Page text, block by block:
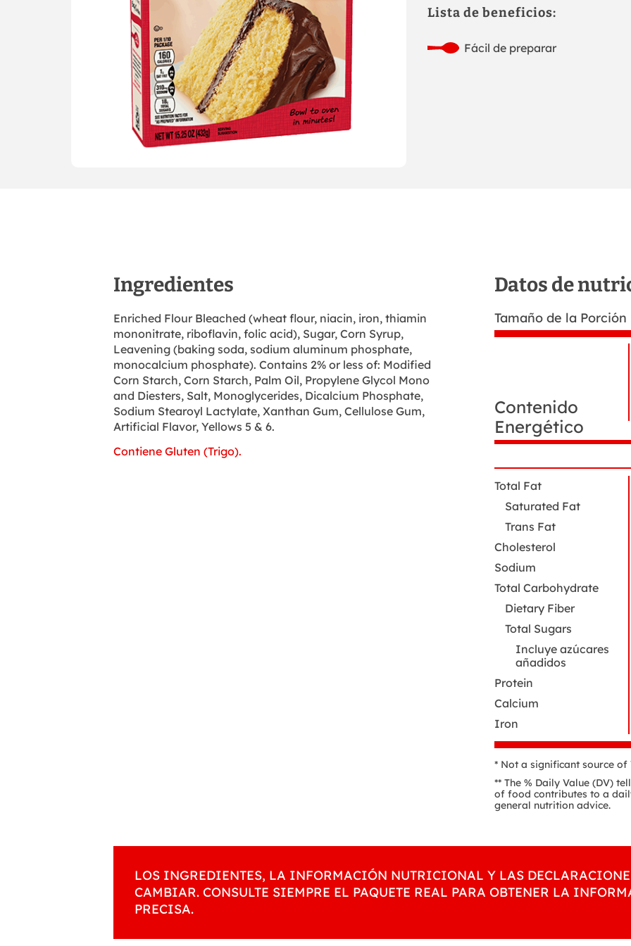
Lista de beneficios:
Fácil de preparar
Ingredientes
Enriched Flour Bleached (wheat flour, niacin, iron, thiamin
mononitrate, riboflavin, folic acid), Sugar, Corn Syrup,
Leavening (baking soda, sodium aluminum phosphate,
monocalcium phosphate). Contains 2% or less of: Modified
Corn Starch, Corn Starch, Palm Oil, Propylene Glycol Mono
and Diesters, Salt, Monoglycerides, Dicalcium Phosphate,
Sodium Stearoyl Lactylate, Xanthan Gum, Cellulose Gum,
Artificial Flavor, Yellows 5 & 6.
Contiene Gluten (Trigo).
Datos de
Tamaño de la Porción
Contenido
Energético
Total Fat
Saturated Fat
Trans Fat
Cholesterol
Sodium
Total Carbohydrate
Dietary Fiber
Total Sugars
Incluye azúcares
añadidos
Protein
Calcium
Iron
* Not a significant source
** The % Daily Value (DV)
of food contributes to a
general nutrition advice.
LOS INGREDIENTES, LA INFORMACIÓN NUTRICIONAL Y LAS
CAMBIAR. CONSULTE SIEMPRE EL PAQUETE REAL PARA OBTENER LA
PRECISA.